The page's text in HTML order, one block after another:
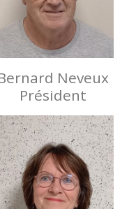
Neveux
Président